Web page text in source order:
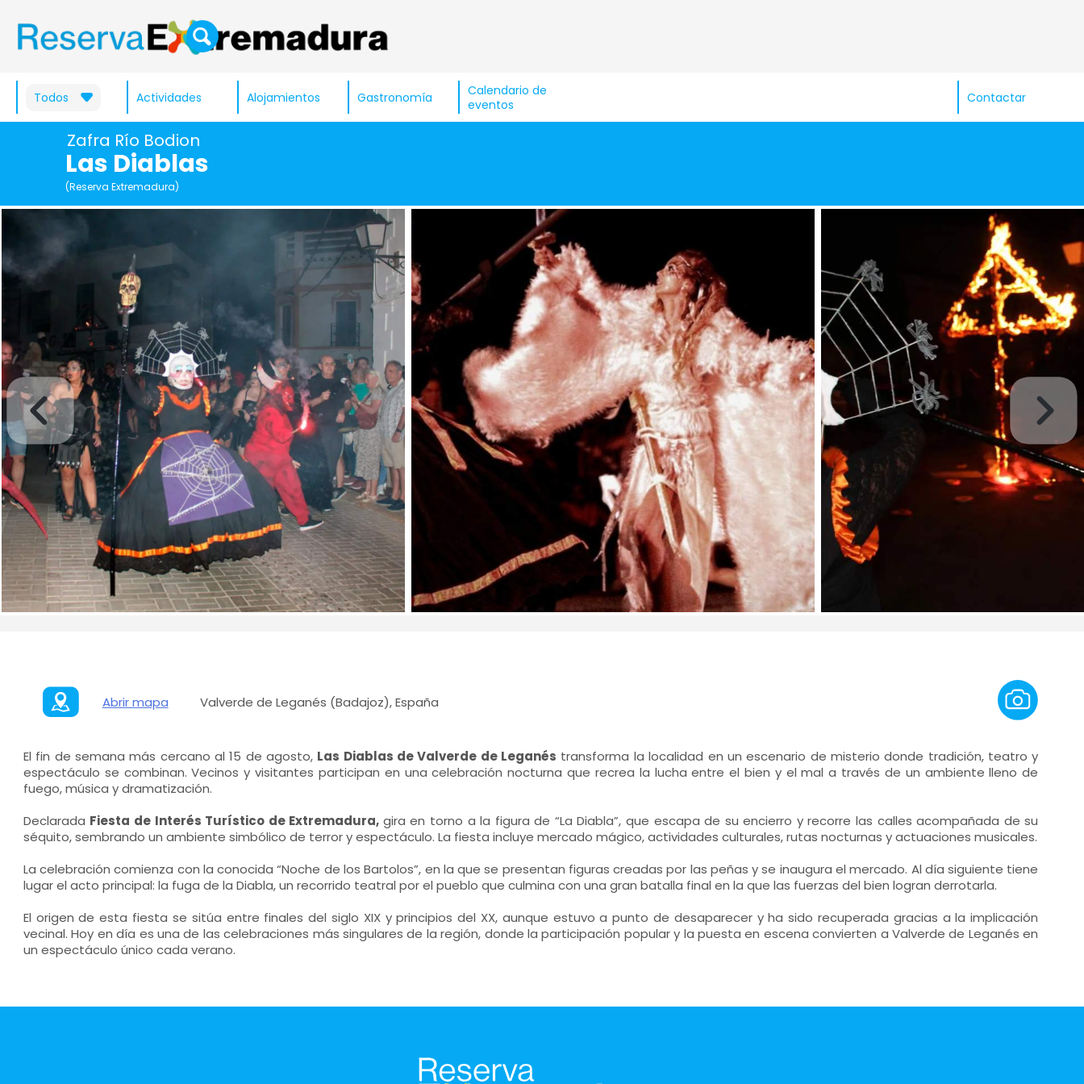
Todos Actividades Alojamientos Gastronomía
Calendario de
eventos
Contactar
Zafra Río Bodion
Las Diablas
(Reserva Extremadura)
Abrir mapa Valverde de Leganés (Badajoz), España
El fin de semana más cercano al 15 de agosto, Las Diablas de Valverde de Leganés transforma la localidad en un escenario de misterio donde tradición, teatro y
espectáculo se combinan. Vecinos y visitantes participan en una celebración nocturna que recrea la lucha entre el bien y el mal a través de un ambiente lleno de
fuego, música y dramatización.
Declarada Fiesta de Interés Turístico de Extremadura, gira en torno a la figura de “La Diabla”, que escapa de su encierro y recorre las calles acompañada de su
séquito, sembrando un ambiente simbólico de terror y espectáculo. La fiesta incluye mercado mágico, actividades culturales, rutas nocturnas y actuaciones musicales.
La celebración comienza con la conocida “Noche de los Bartolos”, en la que se presentan figuras creadas por las peñas y se inaugura el mercado. Al día siguiente tiene
lugar el acto principal: la fuga de la Diabla, un recorrido teatral por el pueblo que culmina con una gran batalla final en la que las fuerzas del bien logran derrotarla.
El origen de esta fiesta se sitúa entre finales del siglo XIX y principios del XX, aunque estuvo a punto de desaparecer y ha sido recuperada gracias a la implicación
vecinal. Hoy en día es una de las celebraciones más singulares de la región, donde la participación popular y la puesta en escena convierten a Valverde de Leganés en
un espectáculo único cada verano.